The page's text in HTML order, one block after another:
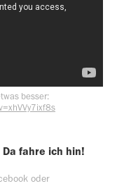
besser:​​​​​​​
fahre ich hin!
oder